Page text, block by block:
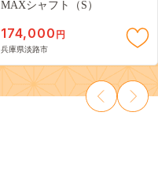
MAXシャフト（S）
174,000 円
兵庫県淡路市